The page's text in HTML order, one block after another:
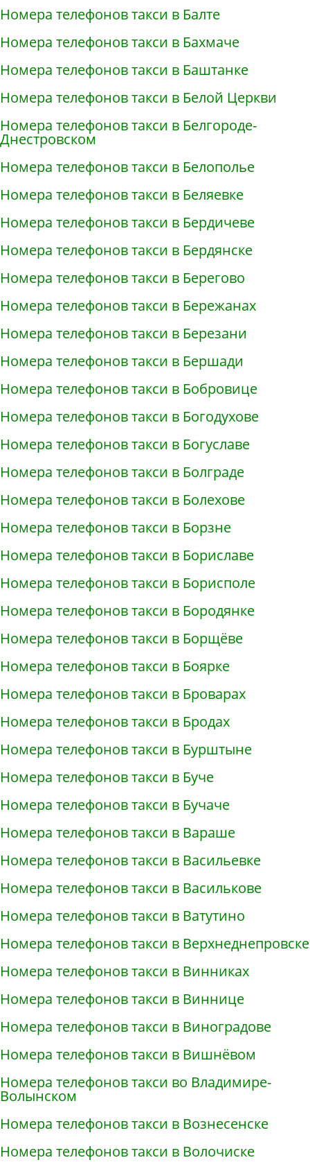
Номера телефонов такси в Балте
Номера телефонов такси в Бахмаче
Номера телефонов такси в Баштанке
Номера телефонов такси в Белой Церкви
Номера телефонов такси в Белгороде-
Днестровском
Номера телефонов такси в Белополье
Номера телефонов такси в Беляевке
Номера телефонов такси в Бердичеве
Номера телефонов такси в Бердянске
Номера телефонов такси в Берегово
Номера телефонов такси в Бережанах
Номера телефонов такси в Березани
Номера телефонов такси в Бершади
Номера телефонов такси в Бобровице
Номера телефонов такси в Богодухове
Номера телефонов такси в Богуславе
Номера телефонов такси в Болграде
Номера телефонов такси в Болехове
Номера телефонов такси в Борзне
Номера телефонов такси в Бориславе
Номера телефонов такси в Борисполе
Номера телефонов такси в Бородянке
Номера телефонов такси в Борщёве
Номера телефонов такси в Боярке
Номера телефонов такси в Броварах
Номера телефонов такси в Бродах
Номера телефонов такси в Бурштыне
Номера телефонов такси в Буче
Номера телефонов такси в Бучаче
Номера телефонов такси в Вараше
Номера телефонов такси в Васильевке
Номера телефонов такси в Василькове
Номера телефонов такси в Ватутино
Номера телефонов такси в Верхнеднепровске
Номера телефонов такси в Винниках
Номера телефонов такси в Виннице
Номера телефонов такси в Виноградове
Номера телефонов такси в Вишнёвом
Номера телефонов такси во Владимире-
Волынском
Номера телефонов такси в Вознесенске
Номера телефонов такси в Волочиске